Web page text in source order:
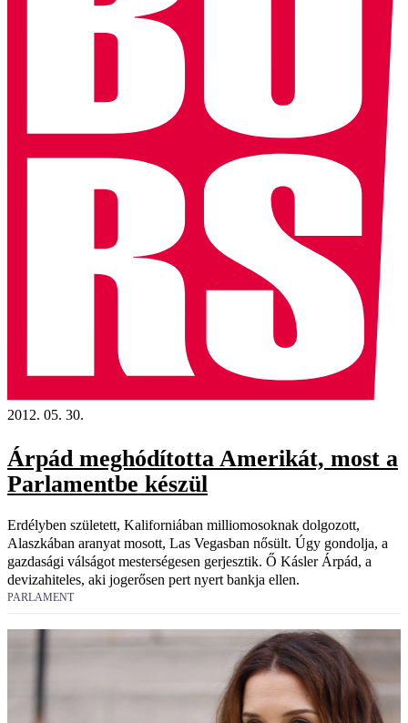
2012. 05. 30.
Árpád meghódította Amerikát, most a
Parlamentbe készül
Erdélyben született, Kaliforniában milliomosoknak dolgozott,
Alaszkában aranyat mosott, Las Vegasban nősült. Úgy gondolja, a
gazdasági válságot mesterségesen gerjesztik. Ő Kásler Árpád, a
devizahiteles, aki jogerősen pert nyert bankja ellen.
PARLAMENT